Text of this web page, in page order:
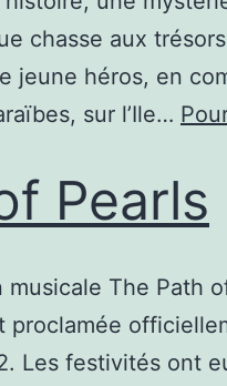
chasse aux
jeune héros, en
sur l’Ile…
Pearls
musicale The Path
proclamée
Les festivités ont